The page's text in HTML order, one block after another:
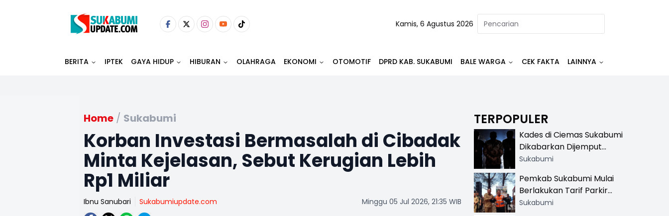
Kamis, 6 Agustus 2026
BERITA IPTEK GAYA HIDUP HIBURAN OLAHRAGA EKONOMI OTOMOTIF DPRD KAB. SUKABUMI BALE WARGA CEK FAKTA LAINNYA
Home / Sukabumi
Korban Investasi Bermasalah di Cibadak
Minta Kejelasan, Sebut Kerugian Lebih
Rp1 Miliar
Ibnu Sanubari Sukabumiupdate.com Minggu 05 Jul 2026, 21:35 WIB
TERPOPULER
Kades di Ciemas Sukabumi
Dikabarkan Dijemput
Satnarkoba, Polisi
Sukabumi
Pemkab Sukabumi Mulai
Berlakukan Tarif Parkir
Resmi di 13 Lokasi Wisata,
Sukabumi